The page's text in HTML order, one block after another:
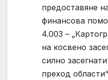
предоставяне
финансова
4.003 –
на косвено
силно
преход